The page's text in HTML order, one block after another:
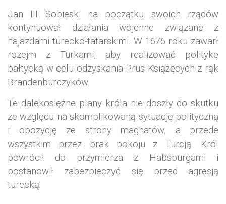
Jan III Sobieski na początku swoich rządów
kontynuował działania wojenne związane z
najazdami turecko-tatarskimi. W 1676 roku zawarł
rozejm z Turkami, aby realizować politykę
bałtycką w celu odzyskania Prus Książęcych z rąk
Brandenburczyków.
Te dalekosiężne plany króla nie doszły do skutku
ze względu na skomplikowaną sytuację polityczną
i opozycję ze strony magnatów, a przede
wszystkim przez brak pokoju z Turcją. Król
powrócił do przymierza z Habsburgami i
postanowił zabezpieczyć się przed agresją
turecką.